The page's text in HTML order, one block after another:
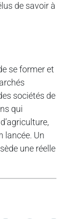
de savoir à
se former et
sociétés de
qui
lancée. Un
une réelle